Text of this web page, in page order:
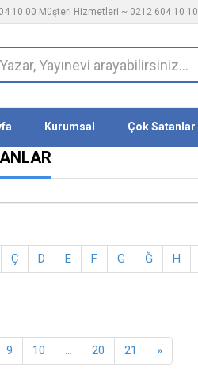
10 00 Müşteri Hizmetleri ~ 0212 604 10 10
Kurumsal Çok Satanlar
Ç D E F G Ğ H
9 10 ... 20 21 »